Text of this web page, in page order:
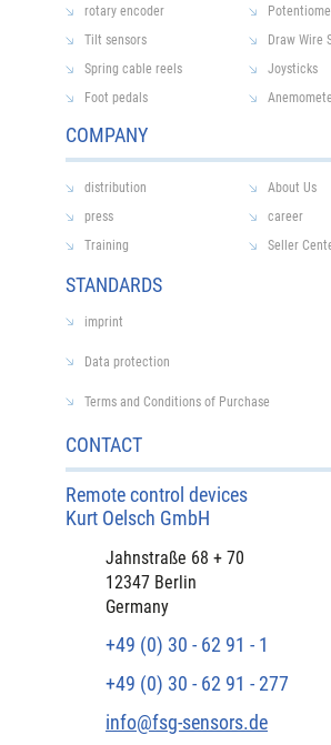
COMPANY
CONTACT
rotary encoder
Tilt sensors
Draw Wire
Spring cable reels
Joysticks
Foot pedals
Remote control devices
Kurt Oelsch GmbH
Jahnstraße 68 + 70
12347 Berlin
Germany
+49 (0) 30 - 62 91 - 1
+49 (0) 30 - 62 91 - 277
info@fsg-sensors.de
distribution
About Us
press
career
Training
Seller
STANDARDS
imprint
Data protection
Terms and Conditions of Purchase